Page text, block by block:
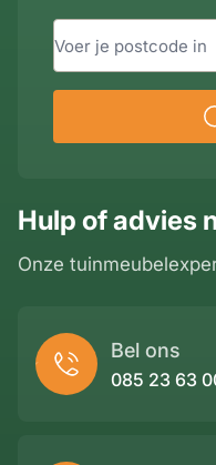
Hulp of advies
Onze
Bel ons
085 23 63